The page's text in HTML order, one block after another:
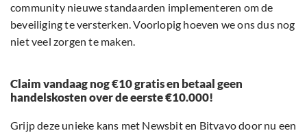
community nieuwe standaarden implementeren om de
beveiliging te versterken. Voorlopig hoeven we ons dus nog
niet veel zorgen te maken.
Claim vandaag nog €10 gratis en betaal geen
handelskosten over de eerste €10.000!
Grijp deze unieke kans met Newsbit en Bitvavo door nu een